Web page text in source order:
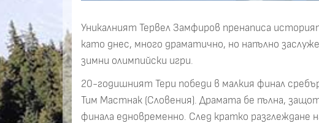
Уникалният Тервел Замфиров пренаписа
като днес, много драматично, но напълно
зимни олимпийски игри.
20-годишният Тери победи в малкия финал
Тим Мастнак (Словения). Драмата бе пълна,
финала едновременно. След кратко